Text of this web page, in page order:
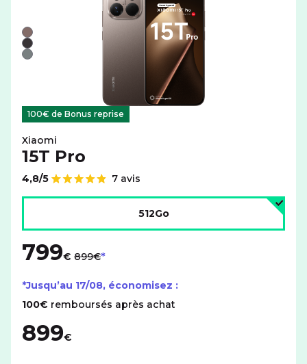
Liste de couleurs disponibles pour le XIAOMI 15T Pro
Marron
Noir
Gris
100€ de Bonus reprise
Xiaomi
15T Pro
Note de
4,8/5
7 avis
512Go
799€ 899€
*Jusqu’au 17/08, économisez :
100€ remboursés après achat
899€